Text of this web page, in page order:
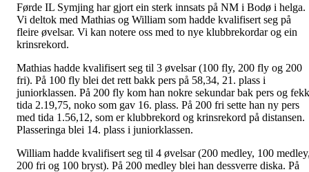
Førde IL Symjing har gjort ein sterk innsats på NM i Bodø i helga.
Vi deltok med Mathias og William som hadde kvalifisert seg på
fleire øvelsar. Vi kan notere oss med to nye klubbrekordar og ein
krinsrekord.
Mathias hadde kvalifisert seg til 3 øvelsar (100 fly, 200 fly og 200
fri). På 100 fly blei det rett bakk pers på 58,34, 21. plass i
juniorklassen. På 200 fly kom han nokre sekundar bak pers og fekk
tida 2.19,75, noko som gav 16. plass. På 200 fri sette han ny pers
med tida 1.56,12, som er klubbrekord og krinsrekord på distansen.
Plasseringa blei 14. plass i juniorklassen.
William hadde kvalifisert seg til 4 øvelsar (200 medley, 100
200 fri og 100 bryst). På 200 medley blei han dessverre diska. På